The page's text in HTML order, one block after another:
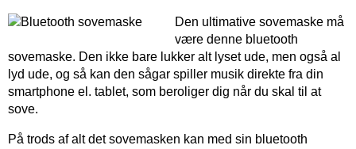
Den ultimative sovemaske må
være denne bluetooth
sovemaske. Den ikke bare lukker alt lyset ude, men også al
lyd ude, og så kan den sågar spiller musik direkte fra din
smartphone el. tablet, som beroliger dig når du skal til at
sove.
På trods af alt det sovemasken kan med sin bluetooth